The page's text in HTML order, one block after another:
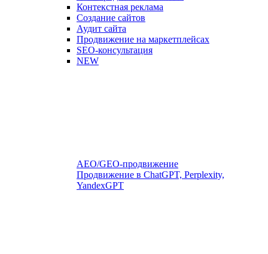
Контекстная реклама
Создание сайтов
Аудит сайта
Продвижение на маркетплейсах
SEO-консультация
NEW
AEO/GEO-продвижение
Продвижение в ChatGPT, Perplexity,
YandexGPT